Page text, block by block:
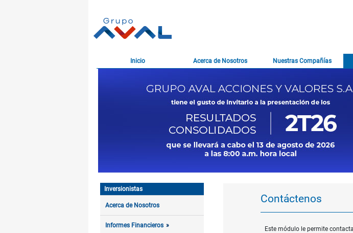
Inicio Acerca de Nosotros Nuestras Compañías
Inversionistas
Acerca de Nosotros
Informes Financieros
Contáctenos
Este módulo le permite